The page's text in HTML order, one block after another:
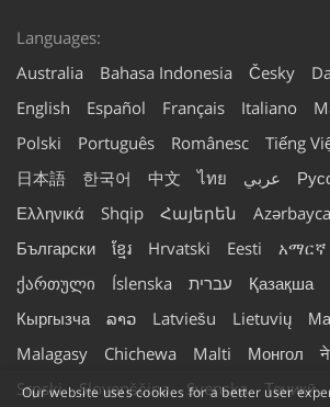
Languages:
Australia
Bahasa Indonesia Česky
English
Español Français Italiano
Polski
Português Românesc Tiếng
日本語
한국어 中文 ไทย عربي
Ελληνικά
Shqip Հայերեն
Български
ខ្មែរ Hrvatski Eesti አማርኛ
ქართული
Íslenska עברית Қазақша
Кыргызча
ລາວ Latviešu Lietuvių
Malagasy
Chichewa Malti Монгол
Srpski
Slovenščina Svenska Тоҷикӣ
Our website uses cookies for a better user